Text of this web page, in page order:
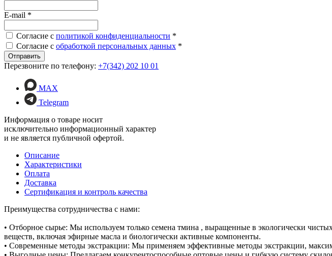
E-mail *
Согласие с политикой конфиденциальности *
Согласие с обработкой персональных данных *
Перезвоните по телефону: +7(342) 202 10 01
MAX
Telegram
Информация о товаре носит
исключительно информационный характер
и не является публичной офертой.
Описание
Характеристики
Оплата
Доставка
Сертификация и контроль качества
Преимущества сотрудничества с нами:
• Отборное сырье: Мы используем только семена тмина , выращенные в экологически
веществ, включая эфирные масла и биологически активные компоненты.
• Современные методы экстракции: Мы применяем эффективные методы экстракции,